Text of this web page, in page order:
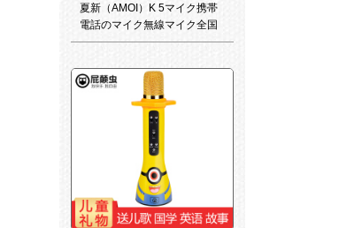
夏新（AMOI）K 5マイク携帯
電話のマイク無線マイク全国
民カラオケ神器無線Bluetooth
豪金を身につけています。